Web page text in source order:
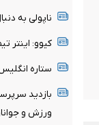
ناپولی به
کیوو:
ستاره
بازدید
ورزش و